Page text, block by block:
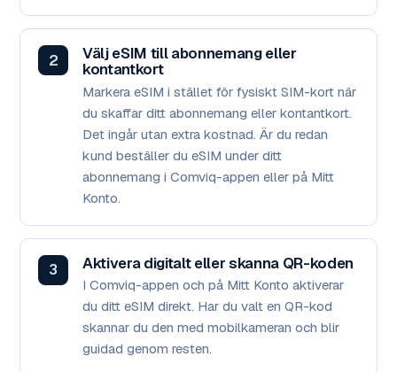
Välj eSIM till abonnemang eller
kontantkort
Markera eSIM i stället för fysiskt SIM-kort när
du skaffar ditt abonnemang eller kontantkort.
Det ingår utan extra kostnad. Är du redan
kund beställer du eSIM under ditt
abonnemang i Comviq-appen eller på Mitt
Konto.
Aktivera digitalt eller skanna QR-koden
I Comviq-appen och på Mitt Konto aktiverar
du ditt eSIM direkt. Har du valt en QR-kod
skannar du den med mobilkameran och blir
guidad genom resten.